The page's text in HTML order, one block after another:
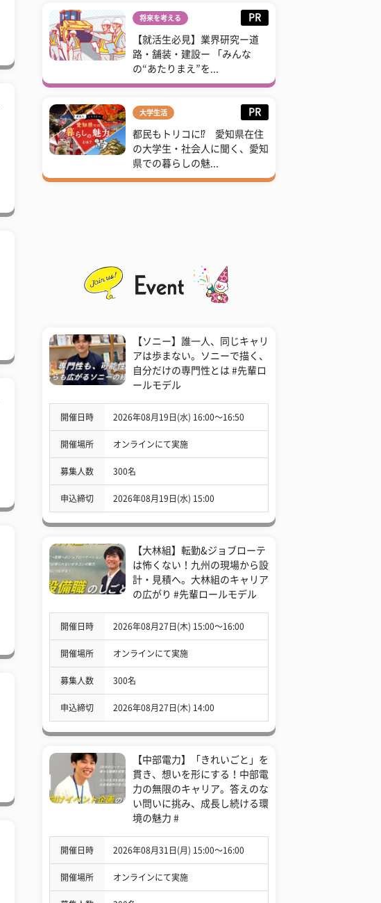
将来を考える PR
【就活生必見】業界研究ー道
路・舗装・建設ー 「みんな
の“あたりまえ”を...
大学生活 PR
都民もトリコに⁉ 愛知県在住
の大学生・社会人に聞く、愛知
県での暮らしの魅...
【ソニー】誰一人、同じキャリ
アは歩まない。ソニーで描く、
自分だけの専門性とは #先輩ロ
ールモデル
開催日時 2026年08月19日(水) 16:00〜16:50
開催場所 オンラインにて実施
募集人数 300名
申込締切 2026年08月19日(水) 15:00
【大林組】転勤&ジョブローテ
は怖くない！九州の現場から設
計・見積へ。大林組のキャリア
の広がり #先輩ロールモデル
開催日時 2026年08月27日(木) 15:00〜16:00
開催場所 オンラインにて実施
募集人数 300名
申込締切 2026年08月27日(木) 14:00
【中部電力】「きれいごと」を
貫き、想いを形にする！中部電
力の無限のキャリア。答えのな
い問いに挑み、成長し続ける環
境の魅力 #
開催日時 2026年08月31日(月) 15:00〜16:00
開催場所 オンラインにて実施